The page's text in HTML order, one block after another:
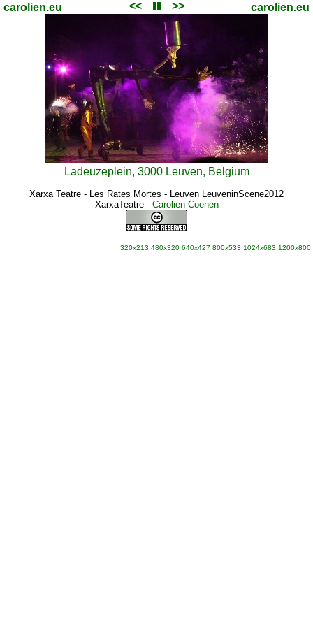
carolien.eu << >> carolien.eu
Ladeuzeplein, 3000 Leuven, Belgium
Xarxa Teatre - Les Rates Mortes - Leuven LeuveninScene2012
XarxaTeatre- Carolien Coenen
320x213 480x320 640x427 800x533 1024x683 1200x800